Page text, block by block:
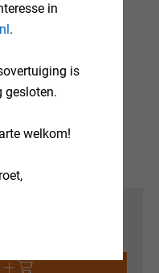
in
.
is
gesloten.
welkom!